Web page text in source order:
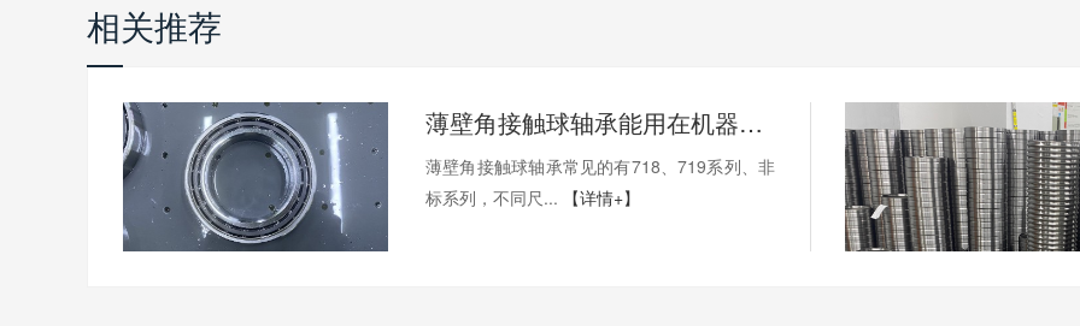
相关推荐
薄壁角接触球轴承能用在机器人上吗？薄壁轴承有哪些优点？
薄壁角接触球轴承常见的有718、719系列、非
标系列，不同尺...
【详情+】